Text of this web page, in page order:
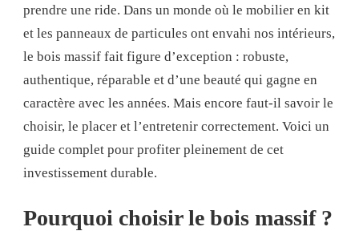
prendre une ride. Dans un monde où le mobilier en kit
et les panneaux de particules ont envahi nos intérieurs,
le bois massif fait figure d’exception : robuste,
authentique, réparable et d’une beauté qui gagne en
caractère avec les années. Mais encore faut-il savoir le
choisir, le placer et l’entretenir correctement. Voici un
guide complet pour profiter pleinement de cet
investissement durable.
Pourquoi choisir le bois massif ?